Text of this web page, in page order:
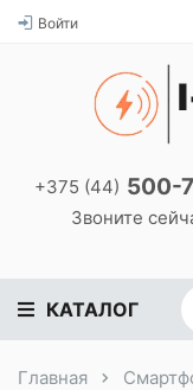
Войти
+375 (44) 500-
Звоните
КАТАЛОГ
Главная